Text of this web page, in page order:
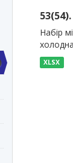
Набір
XLSX